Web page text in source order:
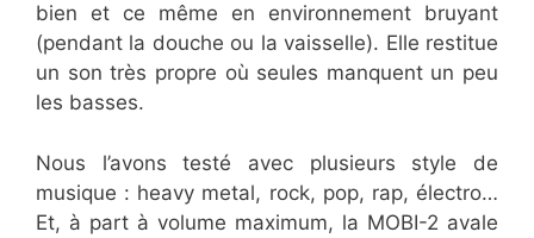
bien et ce même en environnement bruyant
(pendant la douche ou la vaisselle). Elle restitue
un son très propre où seules manquent un peu
les basses.
Nous l’avons testé avec plusieurs style de
musique : heavy metal, rock, pop, rap, électro…
Et, à part à volume maximum, la MOBI-2 avale